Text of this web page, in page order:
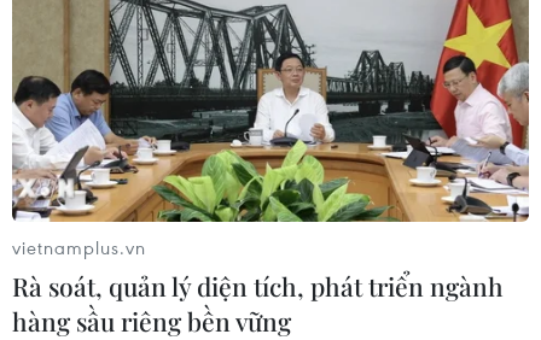
05/03/2021 14:59
Nổi bật trong số những gương mặt mới này có Giáo sư
Tim Wu thuộc Đại học Columbia, người từng cảnh báo
nguy cơ một số tập đoàn công nghệ lớn (Big Tech) chi
phối nền kinh tế.
vietnamplus.vn
Rà soát, quản lý diện tích, phát triển ngành
hàng sầu riêng bền vững